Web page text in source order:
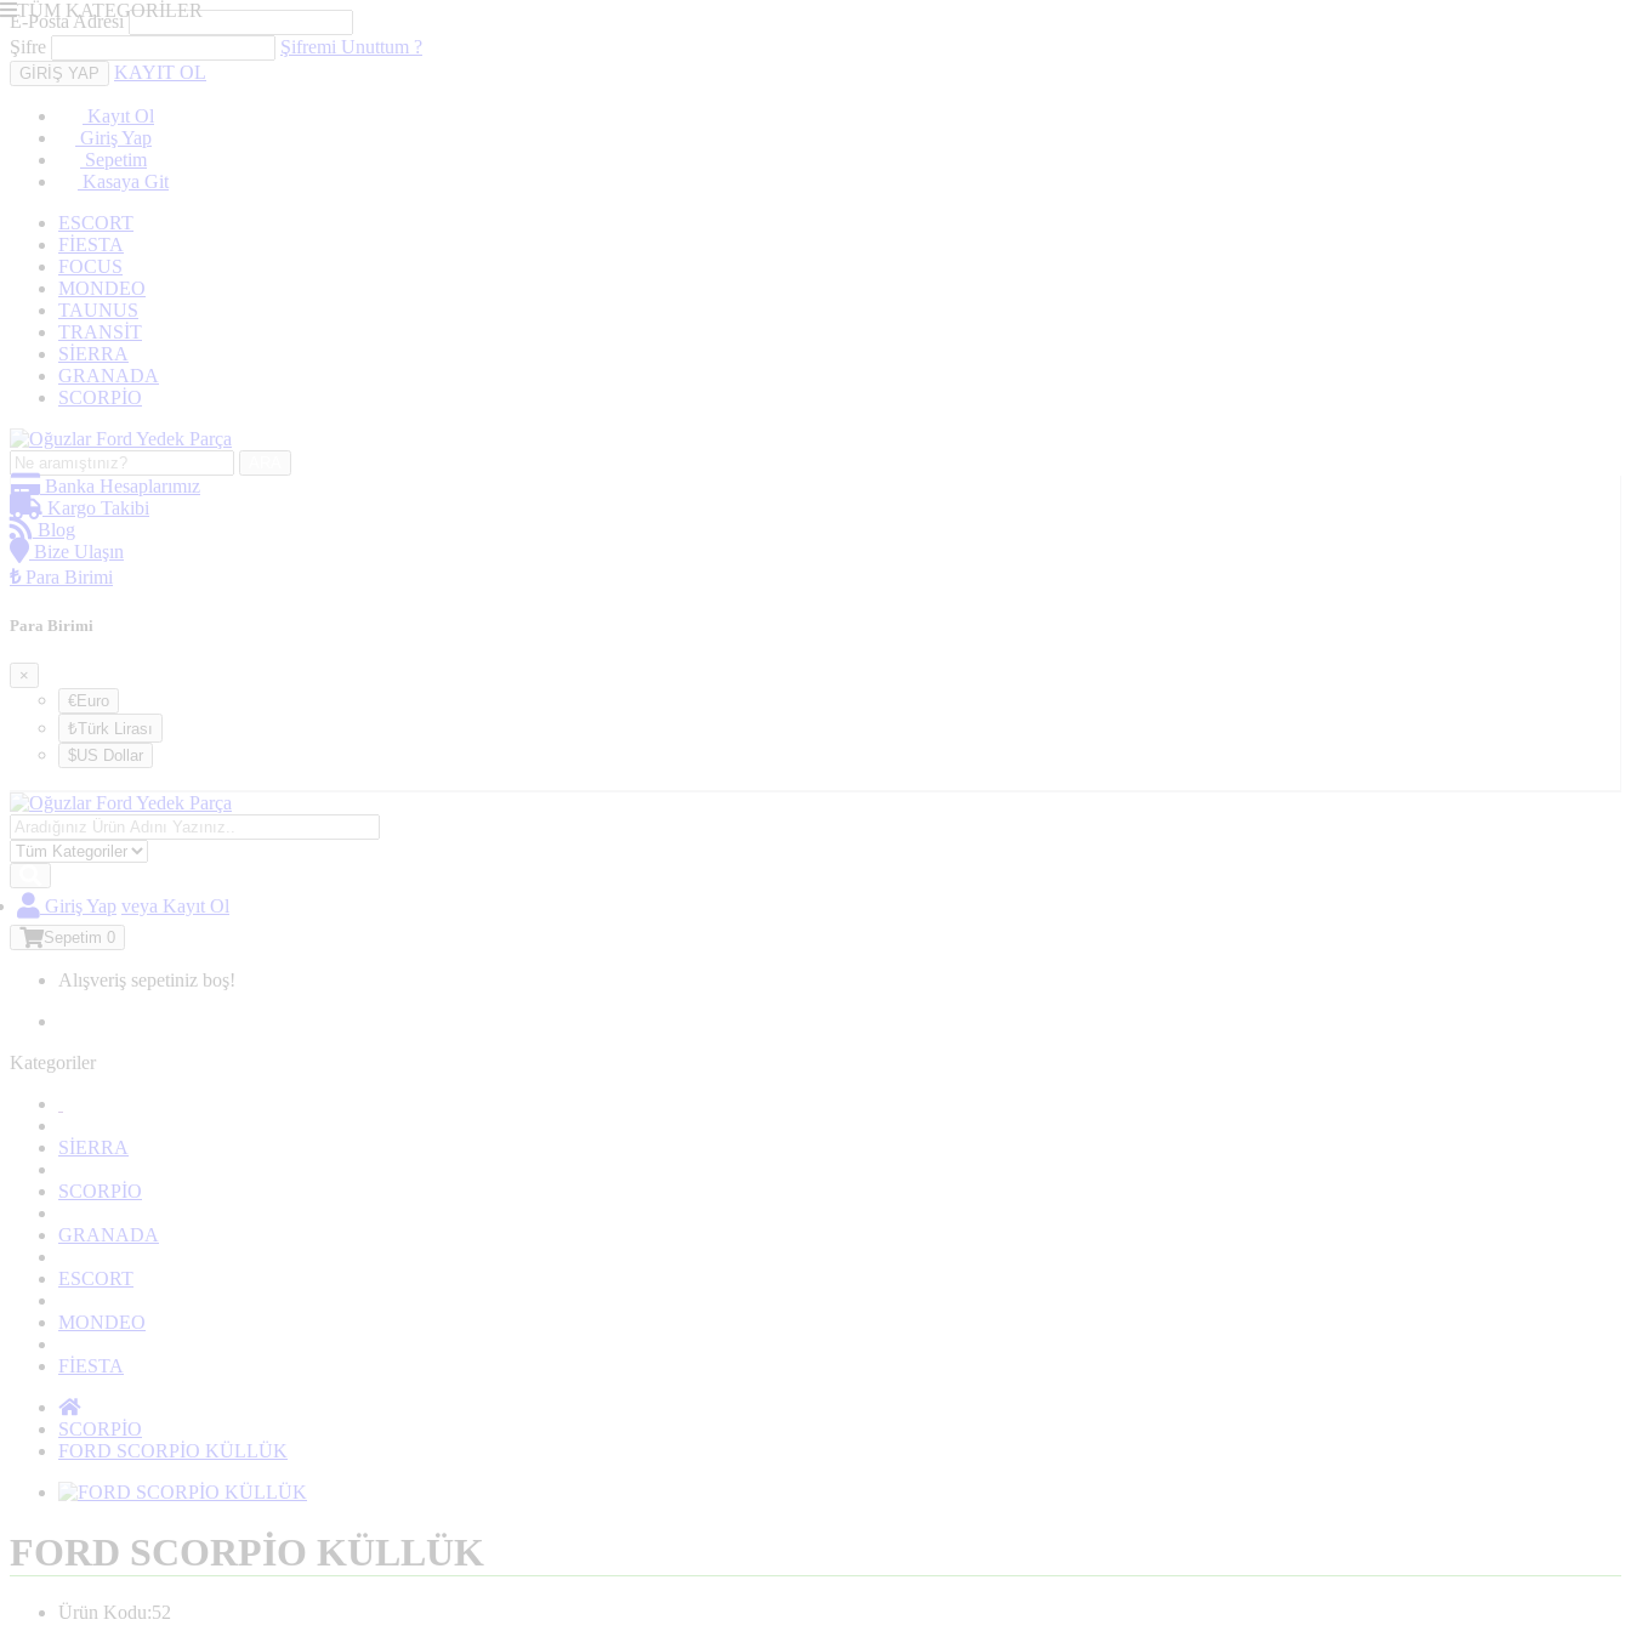
E-Posta Adresi
Şifre
Şifremi Unuttum ?
KAYIT OL
Kayıt Ol
Giriş Yap
Sepetim
Kasaya Git
ESCORT
FİESTA
FOCUS
MONDEO
TAUNUS
TRANSİT
SİERRA
GRANADA
SCORPİO
Banka Hesaplarımız
Kargo Takibi
Blog
Bize Ulaşın
₺ Para Birimi
Para Birimi
×
€Euro
₺Türk Lirası
$US Dollar
Giriş Yap veya Kayıt Ol
Sepetim 0
Alışveriş sepetiniz boş!
TÜM KATEGORİLER
Kategoriler
SİERRA
SCORPİO
GRANADA
ESCORT
MONDEO
FİESTA
SCORPİO
FORD SCORPİO KÜLLÜK
FORD SCORPİO KÜLLÜK
Ürün Kodu:52